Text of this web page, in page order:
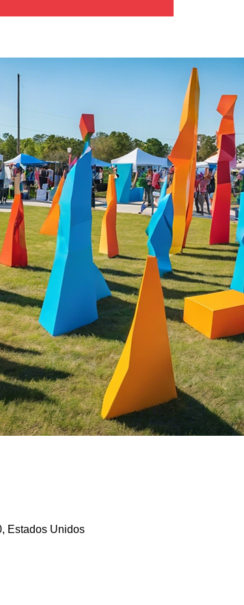
Estados Unidos